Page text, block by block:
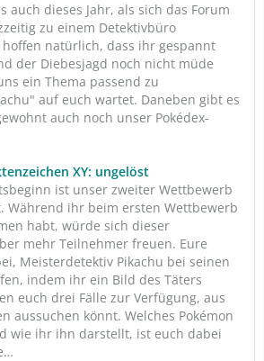
auch dieses Jahr, als sich das Forum
zu einem Detektivbüro
natürlich, dass ihr gespannt
der Diebesjagd noch nicht müde
ein Thema passend zu
auf euch wartet. Daneben gibt es
auch noch unser Pokédex-
XY: ungelöst
ist unser zweiter Wettbewerb
Während ihr beim ersten Wettbewerb
habt, würde sich dieser
mehr Teilnehmer freuen. Eure
Meisterdetektiv Pikachu bei seinen
indem ihr ein Bild des Täters
euch drei Fälle zur Verfügung, aus
aussuchen könnt. Welches Pokémon
wie ihr ihn darstellt, ist euch dabei